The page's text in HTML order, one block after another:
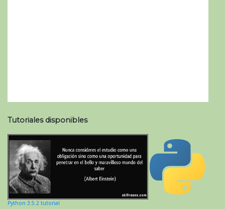
Tutoriales disponibles
Python 3.5.2 tutorial